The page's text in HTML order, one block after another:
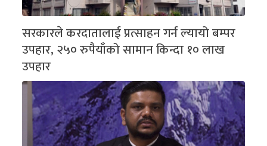
सरकारले करदातालाई प्रत्साहन गर्न ल्यायो बम्पर
उपहार, २५० रुपैयाँको सामान किन्दा १० लाख
उपहार